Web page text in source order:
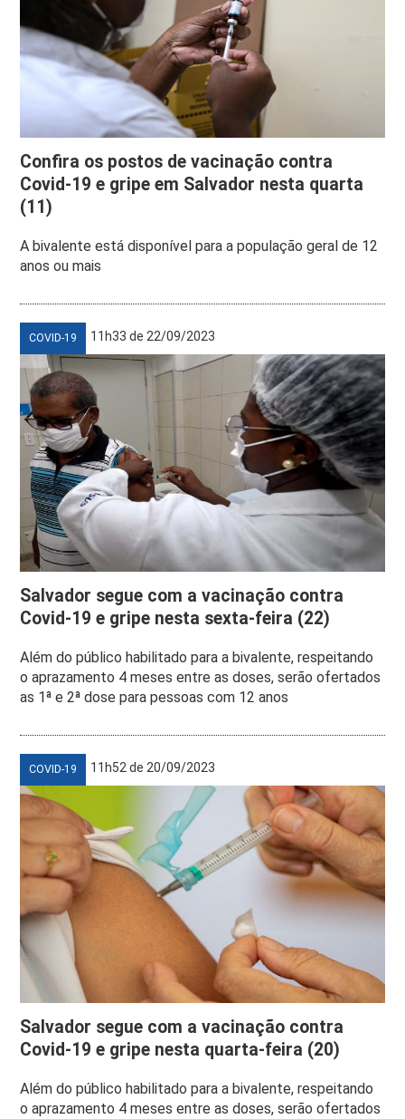
Confira os postos de vacinação contra
Covid-19 e gripe em Salvador nesta quarta
(11)
A bivalente está disponível para a população geral de 12
anos ou mais
COVID-19 11h33 de 22/09/2023
Salvador segue com a vacinação contra
Covid-19 e gripe nesta sexta-feira (22)
Além do público habilitado para a bivalente, respeitando
o aprazamento 4 meses entre as doses, serão ofertados
as 1ª e 2ª dose para pessoas com 12 anos
COVID-19 11h52 de 20/09/2023
Salvador segue com a vacinação contra
Covid-19 e gripe nesta quarta-feira (20)
Além do público habilitado para a bivalente, respeitando
o aprazamento 4 meses entre as doses, serão ofertados